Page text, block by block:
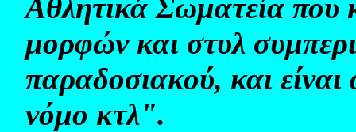
Αθλητικά Σωματεία που
μορφών και στυλ
παραδοσιακού, και
νόμο κτλ".